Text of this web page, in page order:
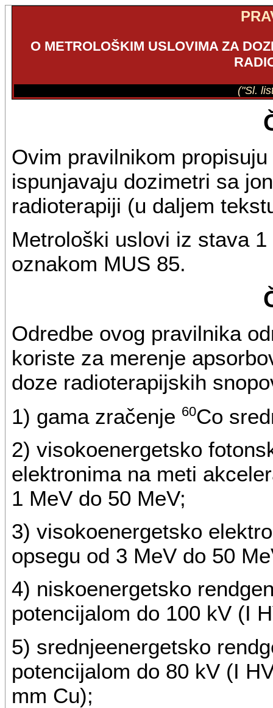
O METROLOŠKIM USLOVIMA ZA
("Sl.
Ovim pravilnikom
ispunjavaju dozimetri sa
radioterapiji (u daljem
Metrološki uslovi iz stava
oznakom MUS 85.
Odredbe ovog pravilnika
koriste za merenje
doze radioterapijskih
1) gama zračenje 60Co
2) visokoenergetsko
elektronima na meti
1 MeV do 50 MeV;
3) visokoenergetsko
opsegu od 3 MeV do 50
4) niskoenergetsko
potencijalom do 100 kV (I
5) srednjeenergetsko
potencijalom do 80 kV (I
mm Cu);